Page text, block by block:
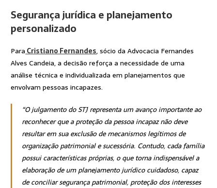
Segurança jurídica e planejamento
personalizado
Para Cristiano Fernandes, sócio da Advocacia Fernandes
Alves Candeia, a decisão reforça a necessidade de uma
análise técnica e individualizada em planejamentos que
envolvam pessoas incapazes.
“O julgamento do STJ representa um avanço importante ao
reconhecer que a proteção da pessoa incapaz não deve
resultar em sua exclusão de mecanismos legítimos de
organização patrimonial e sucessória. Contudo, cada família
possui características próprias, o que torna indispensável a
elaboração de um planejamento jurídico cuidadoso, capaz
de conciliar segurança patrimonial, proteção dos interesses